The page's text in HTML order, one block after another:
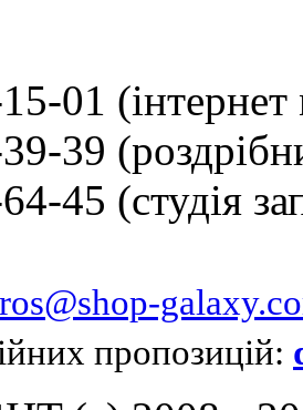
01
39
45 (студія
пропозицій: